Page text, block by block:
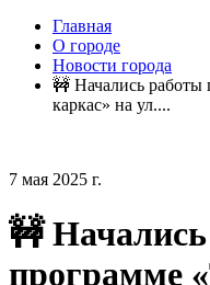
Главная
О городе
Новости города
🚧 Начались
каркас» на ул....
7 мая 2025 г.
🚧
программе